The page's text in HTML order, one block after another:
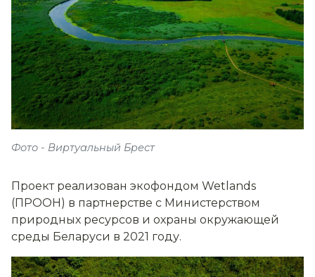
Фото - Виртуальный Брест
Проект реализован экофондом Wetlands
(ПРООН) в партнерстве с Министерством
природных ресурсов и охраны окружающей
среды Беларуси в 2021 году.